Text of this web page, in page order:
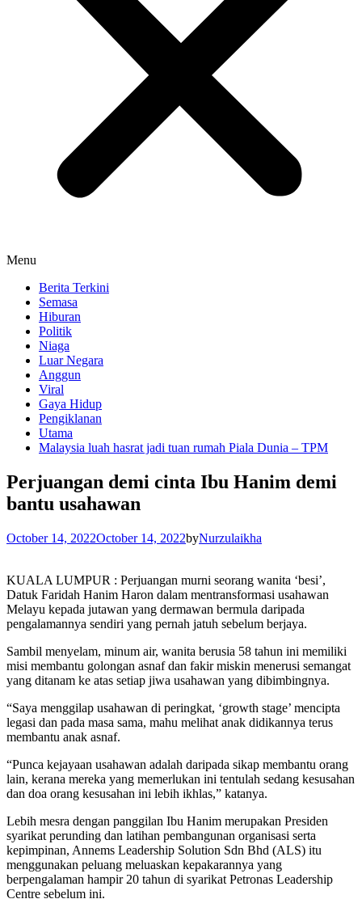
Menu
Berita Terkini
Semasa
Hiburan
Politik
Niaga
Luar Negara
Anggun
Viral
Gaya Hidup
Pengiklanan
Utama
Malaysia luah hasrat jadi tuan rumah Piala Dunia – TPM
Perjuangan demi cinta Ibu Hanim demi
bantu usahawan
October 14, 2022October 14, 2022byNurzulaikha
KUALA LUMPUR : Perjuangan murni seorang wanita ‘besi’,
Datuk Faridah Hanim Haron dalam mentransformasi usahawan
Melayu kepada jutawan yang dermawan bermula daripada
pengalamannya sendiri yang pernah jatuh sebelum berjaya.
Sambil menyelam, minum air, wanita berusia 58 tahun ini memiliki
misi membantu golongan asnaf dan fakir miskin menerusi semangat
yang ditanam ke atas setiap jiwa usahawan yang dibimbingnya.
“Saya menggilap usahawan di peringkat, ‘growth stage’ mencipta
legasi dan pada masa sama, mahu melihat anak didikannya terus
membantu anak asnaf.
“Punca kejayaan usahawan adalah daripada sikap membantu orang
lain, kerana mereka yang memerlukan ini tentulah sedang kesusahan
dan doa orang kesusahan ini lebih ikhlas,” katanya.
Lebih mesra dengan panggilan Ibu Hanim merupakan Presiden
syarikat perunding dan latihan pembangunan organisasi serta
kepimpinan, Annems Leadership Solution Sdn Bhd (ALS) itu
menggunakan peluang meluaskan kepakarannya yang
berpengalaman hampir 20 tahun di syarikat Petronas Leadership
Centre sebelum ini.